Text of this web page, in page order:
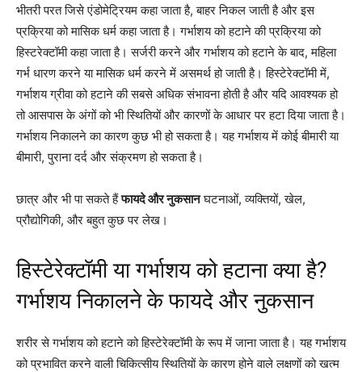
भीतरी परत जिसे एंडोमेट्रियम कहा जाता है, बाहर निकल जाती है और इस
प्रक्रिया को मासिक धर्म कहा जाता है। गर्भाशय को हटाने की प्रक्रिया को
हिस्टरेक्टॉमी कहा जाता है। सर्जरी करने और गर्भाशय को हटाने के बाद, महिला
गर्भ धारण करने या मासिक धर्म करने में असमर्थ हो जाती है। हिस्टेरेक्टॉमी में,
गर्भाशय ग्रीवा को हटाने की सबसे अधिक संभावना होती है और यदि आवश्यक हो
तो आसपास के अंगों को भी स्थितियों और कारणों के आधार पर हटा दिया जाता है।
गर्भाशय निकालने का कारण कुछ भी हो सकता है। यह गर्भाशय में कोई बीमारी या
बीमारी, पुराना दर्द और संक्रमण हो सकता है।
छात्र और भी पा सकते हैंफायदे और नुकसानघटनाओं, व्यक्तियों, खेल,
प्रौद्योगिकी, और बहुत कुछ पर लेख।
हिस्टेरेक्टॉमी या गर्भाशय को हटाना क्या है?
गर्भाशय निकालने के फायदे और नुकसान
शरीर से गर्भाशय को हटाने को हिस्टेरेक्टॉमी के रूप में जाना जाता है। यह गर्भाशय
को प्रभावित करने वाली चिकित्सीय स्थितियों के कारण होने वाले लक्षणों को खत्म